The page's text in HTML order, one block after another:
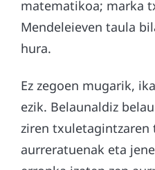
matematikoa; marka
Mendeleieven taula
hura.
Ez zegoen mugarik,
ezik. Belaunaldiz
ziren txuletagintzaren
aurreratuenak eta